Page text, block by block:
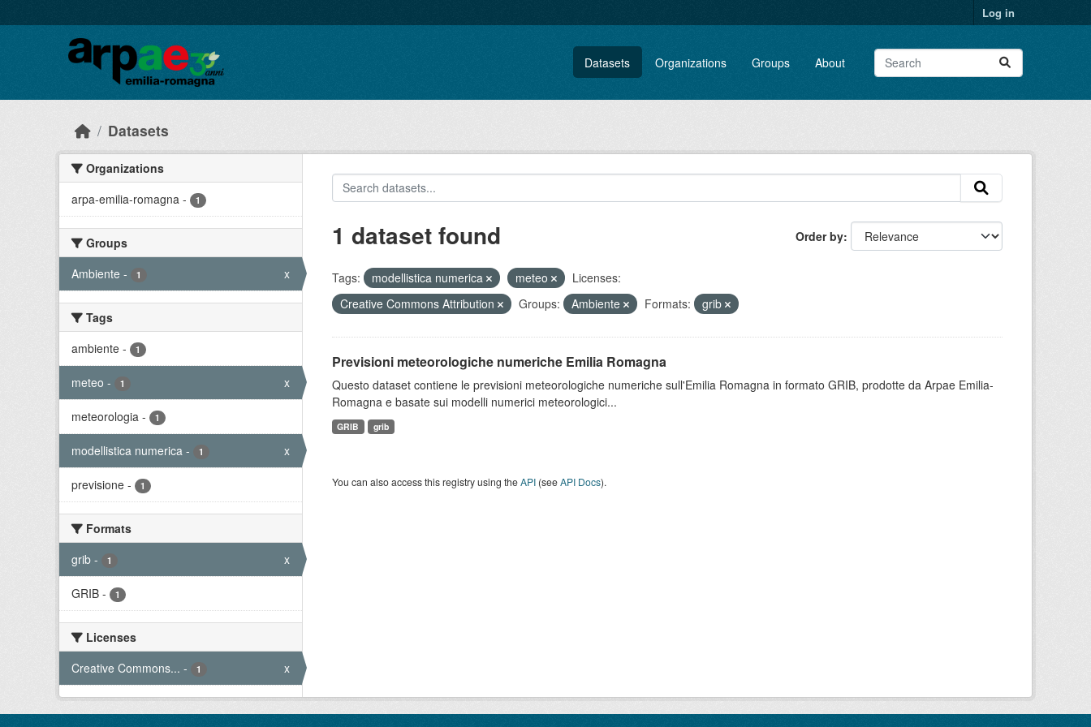
Log in
Datasets Organizations Groups About
Datasets
Organizations
arpa-emilia-romagna - 1
Groups
Ambiente - 1 x
Tags
ambiente - 1
meteo - 1 x
meteorologia - 1
modellistica numerica - 1 x
previsione - 1
Formats
grib - 1 x
GRIB - 1
Licenses
Creative Commons... - 1 x
Order by
1 dataset found
Tags: modellistica numerica meteo
Licenses:
Creative Commons Attribution
Groups: Ambiente Formats: grib
Previsioni meteorologiche numeriche Emilia Romagna
Questo dataset contiene le previsioni meteorologiche numeriche sull'Emilia Romagna in formato GRIB, prodotte da Arpae Emilia-
Romagna e basate sui modelli numerici meteorologici...
GRIB grib
You can also access this registry using theAPI(seeAPI Docs).